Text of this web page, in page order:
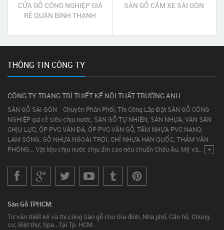
CỬA GỖ CÔNG NGHIỆP GIÁ
RẺ QUẬN BÌNH THẠNH
SÀN GỖ CĂM XE SÀI GÒN
THÔNG TIN CÔNG TY
CÔNG TY TRANG TRÍ THIẾT KẾ NỘI THẤT TRƯỜNG ANH
SÀN GỖ SÀI GÒN - Chuyên Phân Phối, Thi Công Lắp Đặt SÀN GỖ CÔNG
NGHIỆP giá rẻ siêu chịu nước, SÀN GỖ TỰ NHIÊN, SÀN NHỰA, VÁN SÀN
CHỊU LỰC, ỐP PVC VÂN ĐÁ, ỐP PVC VÂN GỖ, TẤM NHỰA PVC NANO,
LAM SÓNG, GỖ NHỰA NGOÀI TRỜI, CHỈ NHỰA HÀN QUỐC, THẢM VĂN
PHÒNG... Vật liệu chịu nước chịu ẩm cao tiêu chuẩn Châu Âu, Mỹ và... +
Sàn Gỗ TPHCM:
Tư vấn thiết kế và thi công Sàn gỗ cho Gia đình, Nhà phố, Căn hộ, Chung
cư, Biệt thự, Spa...Tại Tp. HCM.